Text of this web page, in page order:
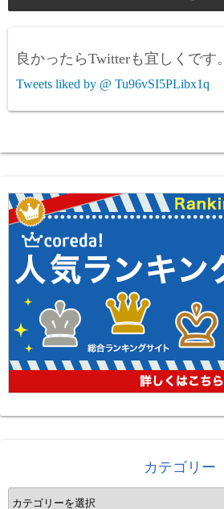
良かったらTwitterも宜しくです。
Tweets liked by @ Tu96vSI5PLibx1q
カテゴリー
カ